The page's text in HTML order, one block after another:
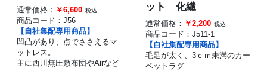
通常価格： ￥6,600 税込
商品コード： J56
【自社集配専用商品】
凹凸があり、点でささえるマ
ットレス。
主に西川無圧敷布団やAirなど
ット 化繊
通常価格： ￥2,200 税込
商品コード： J511-1
【自社集配専用商品】
毛足が太く、3ｃｍ未満のカー
ペットラグ